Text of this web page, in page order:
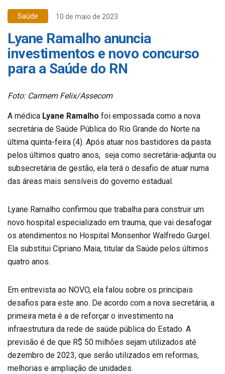
Saúde 10 de maio de 2023
Lyane Ramalho anuncia
investimentos e novo concurso
para a Saúde do RN
Foto: Carmem Felix/Assecom
A médica Lyane Ramalho foi empossada como a nova
secretária de Saúde Pública do Rio Grande do Norte na
última quinta-feira (4). Após atuar nos bastidores da pasta
pelos últimos quatro anos, seja como secretária-adjunta ou
subsecretária de gestão, ela terá o desafio de atuar numa
das áreas mais sensíveis do governo estadual.
Lyane Ramalho confirmou que trabalha para construir um
novo hospital especializado em trauma, que vai desafogar
os atendimentos no Hospital Monsenhor Walfredo Gurgel.
Ela substitui Cipriano Maia, titular da Saúde pelos últimos
quatro anos.
Em entrevista ao NOVO, ela falou sobre os principais
desafios para este ano. De acordo com a nova secretária, a
primeira meta é a de reforçar o investimento na
infraestrutura da rede de saúde pública do Estado. A
previsão é de que R$ 50 milhões sejam utilizados até
dezembro de 2023, que serão utilizados em reformas,
melhorias e ampliação de unidades.